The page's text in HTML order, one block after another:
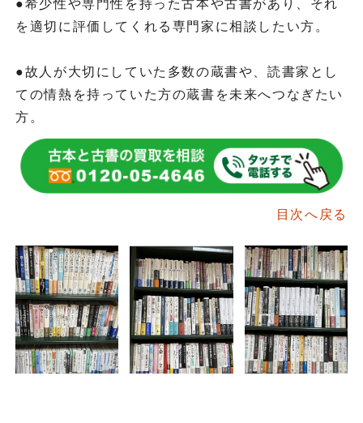
●希少性や専門性を持った古本や古書があり、それ
を適切に評価してくれる専門家に相談したい方。
●故人が大切にしていた多数の蔵書や、読書家とし
ての情熱を持っていた方の蔵書を未来へつなぎたい
方。
目次へ戻る